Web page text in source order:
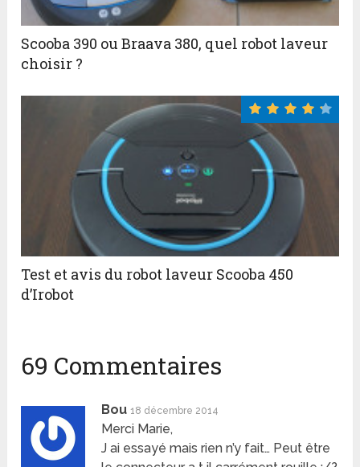
Scooba 390 ou Braava 380, quel robot laveur
choisir ?
Test et avis du robot laveur Scooba 450
d’Irobot
69 Commentaires
Bou 18 décembre 2014
Merci Marie,
J ai essayé mais rien n’y fait… Peut être